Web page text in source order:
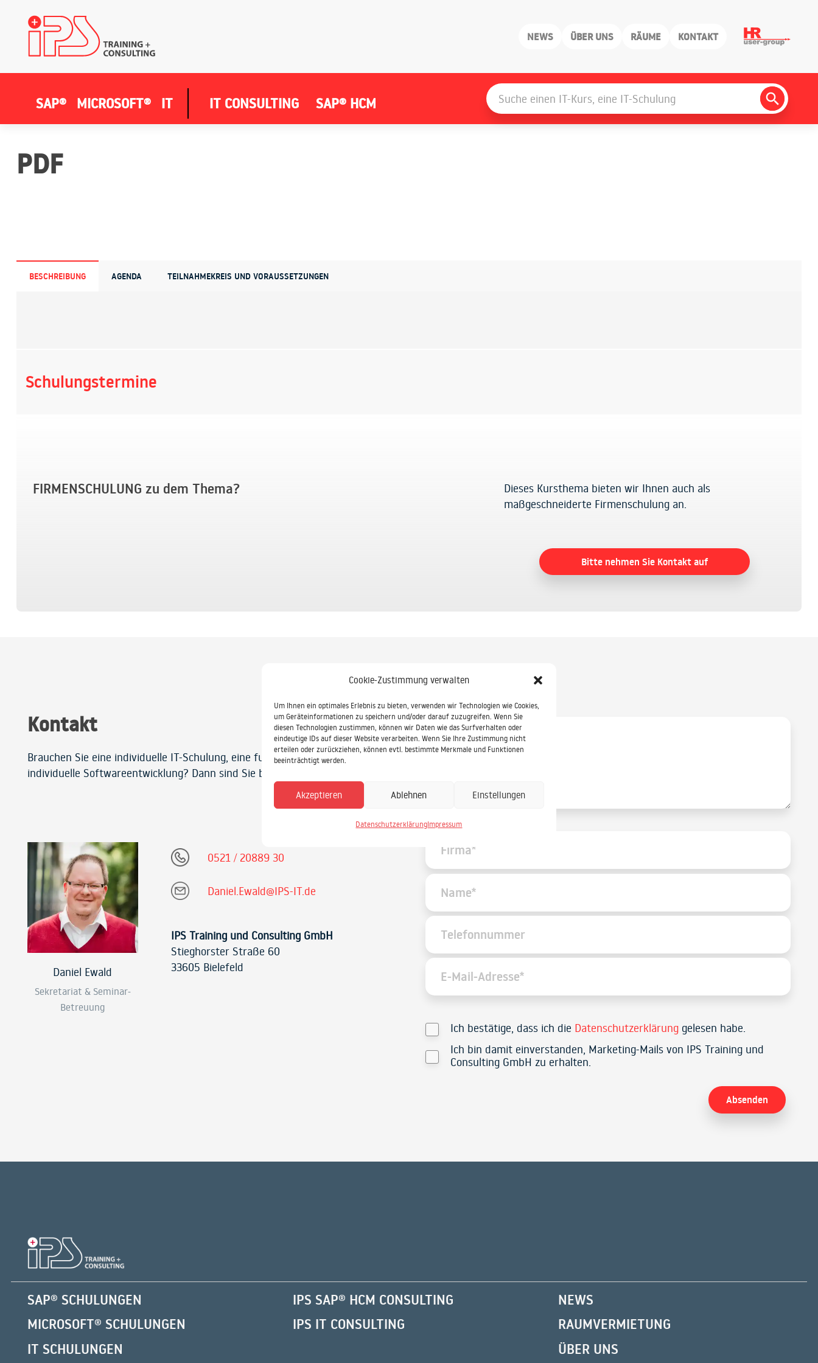
Cookie-Zustimmung verwalten
Um Ihnen ein optimales Erlebnis zu bieten, verwenden wir Technologien wie Cookies,
um Geräteinformationen zu speichern und/oder darauf zuzugreifen. Wenn Sie
diesen Technologien zustimmen, können wir Daten wie das Surfverhalten oder
eindeutige IDs auf dieser Website verarbeiten. Wenn Sie Ihre Zustimmung nicht
erteilen oder zurückziehen, können evtl. bestimmte Merkmale und Funktionen
beeinträchtigt werden.
Akzeptieren Ablehnen Einstellungen
DatenschutzerklärungImpressum
NEWS ÜBER UNS RÄUME KONTAKT
SAP® MICROSOFT® IT IT CONSULTING SAP® HCM
Search
Search
Button
PDF
BESCHREIBUNG AGENDA TEILNAHMEKREIS UND VORAUSSETZUNGEN
Schulungstermine
FIRMENSCHULUNG zu dem Thema?
Dieses Kursthema bieten wir Ihnen auch als
maßgeschneiderte Firmenschulung an.
Bitte nehmen Sie Kontakt auf
Kontakt
Brauchen Sie eine individuelle IT-Schulung, eine fundierte Beratung oder eine
individuelle Softwareentwicklung? Dann sind Sie bei uns genau richtig!
Daniel Ewald
Sekretariat & Seminar-
Betreuung
0521 / 20889 30
Daniel.Ewald@IPS-IT.de
IPS Training und Consulting GmbH
Stieghorster Straße 60
33605 Bielefeld
Ich bestätige, dass ich die Datenschutzerklärung gelesen habe.
Ich bin damit einverstanden, Marketing-Mails von IPS Training und
Consulting GmbH zu erhalten.
SAP® SCHULUNGEN
MICROSOFT® SCHULUNGEN
IT SCHULUNGEN
IPS SAP® HCM CONSULTING
IPS IT CONSULTING
NEWS
RAUMVERMIETUNG
ÜBER UNS